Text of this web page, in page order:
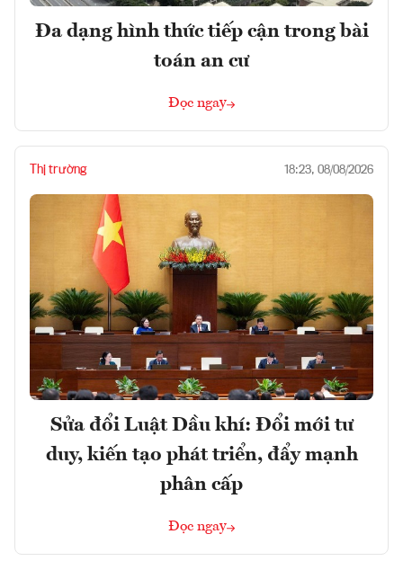
Đa dạng hình thức tiếp cận trong bài
toán an cư
Đọc ngay
Thị trường 18:23, 08/08/2026
Sửa đổi Luật Dầu khí: Đổi mới tư
duy, kiến tạo phát triển, đẩy mạnh
phân cấp
Đọc ngay